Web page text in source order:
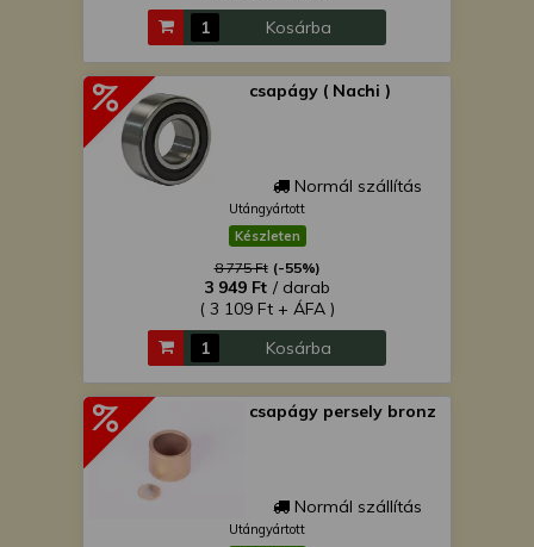
Kosárba
csapágy ( Nachi )
Normál szállítás
Utángyártott
Készleten
8 775 Ft (-55%)
3 949 Ft / darab
( 3 109 Ft + ÁFA )
Kosárba
csapágy persely bronz
Normál szállítás
Utángyártott